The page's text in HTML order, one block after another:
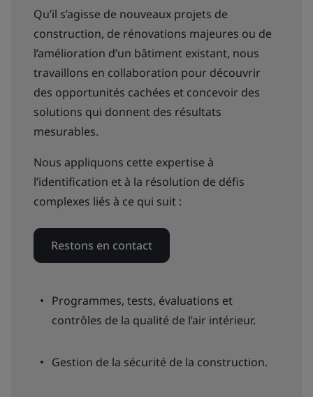
Qu’il s’agisse de nouveaux projets de
construction, de rénovations majeures ou de
l’amélioration d’un bâtiment existant, nous
travaillons en collaboration pour découvrir
des opportunités cachées et concevoir des
solutions qui donnent des résultats
mesurables.
Nous appliquons cette expertise à
l’identification et à la résolution de défis
complexes liés à ce qui suit :
Restons en contact
Programmes, tests, évaluations et
contrôles de la qualité de l’air intérieur.
Gestion de la sécurité de la construction.